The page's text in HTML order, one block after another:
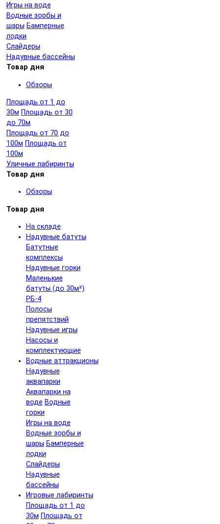
Игры на воде
Водные зорбы и
шары Бамперные
лодки
Слайдеры
Надувные бассейны
Товар дня
Обзоры
Площадь от 1 до
30м Площадь от 30
до 70м
Площадь от 70 до
100м Площадь от
100м
Уличные лабиринты
Товар дня
Обзоры
Товар дня
На складе
Надувные батуты
Батутные
комплексы
Надувные горки
Маленькие
батуты (до 30м²)
РБ-4
Полосы
препятствий
Надувные игры
Насосы и
комплектующие
Водные аттракционы
Надувные
аквапарки
Аквапарки на
воде Водные
горки
Игры на воде
Водные зорбы и
шары Бамперные
лодки
Слайдеры
Надувные
бассейны
Игровые лабиринты
Площадь от 1 до
30м Площадь от